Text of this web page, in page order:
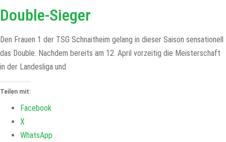
Double-Sieger
Den Frauen 1 der TSG Schnaitheim gelang in dieser Saison sensationell
das Double. Nachdem bereits am 12. April vorzeitig die Meisterschaft
in der Landesliga und
Teilen mit:
Facebook
X
WhatsApp